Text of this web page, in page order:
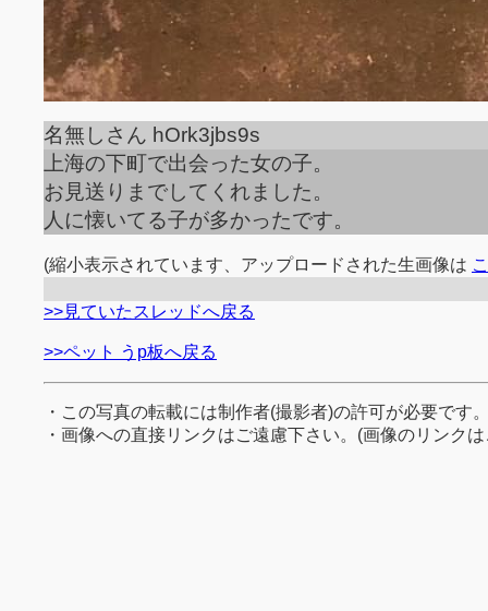
名無しさん hOrk3jbs9s
上海の下町で出会った女の子。
お見送りまでしてくれました。
人に懐いてる子が多かったです。
(縮小表示されています、アップロードされた生画像は
>>見ていたスレッドへ戻る
>>ペット うp板へ戻る
・この写真の転載には制作者(撮影者)の許可が必要です
・画像への直接リンクはご遠慮下さい。(画像のリンク